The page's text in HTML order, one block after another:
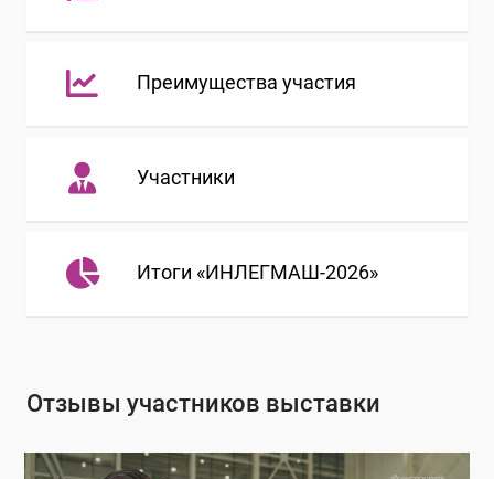
Преимущества участия
Участники
Итоги «ИНЛЕГМАШ-2026»
Отзывы участников выставки